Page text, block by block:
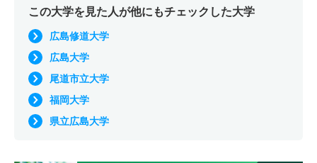
この大学を見た人が他にもチェックした大学
広島修道大学
広島大学
尾道市立大学
福岡大学
県立広島大学